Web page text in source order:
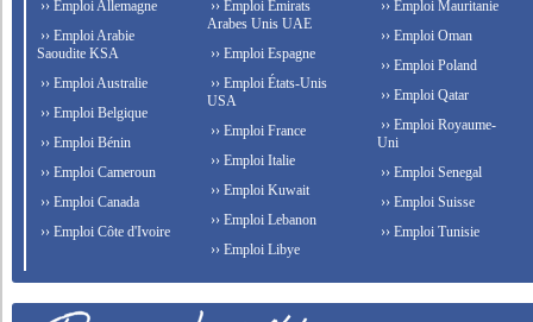
›› Emploi Allemagne
›› Emploi Arabie
Saoudite KSA
›› Emploi Australie
›› Emploi Belgique
›› Emploi Bénin
›› Emploi Cameroun
›› Emploi Canada
›› Emploi Côte d'Ivoire
›› Emploi Émirats
Arabes Unis UAE
›› Emploi Espagne
›› Emploi États-Unis
USA
›› Emploi France
›› Emploi Italie
›› Emploi Kuwait
›› Emploi Lebanon
›› Emploi Libye
›› Emploi Mauritanie
›› Emploi Oman
›› Emploi Poland
›› Emploi Qatar
›› Emploi Royaume-
Uni
›› Emploi Senegal
›› Emploi Suisse
›› Emploi Tunisie